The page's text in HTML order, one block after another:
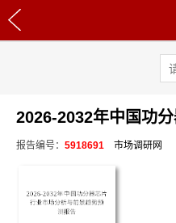
2026-2032年中国功
报告编号：5918691 市场调研网